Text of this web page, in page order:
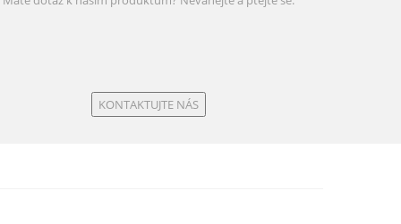
KONTAKTUJTE NÁS